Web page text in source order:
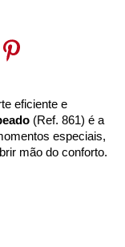
eficiente e
(Ref. 861) é a
especiais,
mão do conforto.